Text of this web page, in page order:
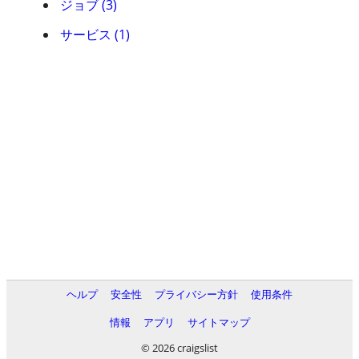
ジョブ (3)
サービス (1)
ヘルプ 安全性 プライバシー方針
使用条件
情報
アプリ
サイトマップ
© 2026 craigslist